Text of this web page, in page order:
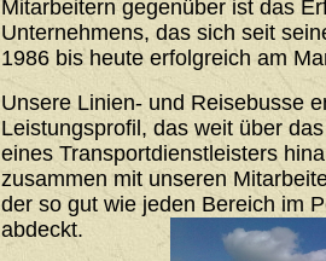
Mitarbeitern gegenüber ist das
Unternehmens, das sich seit
1986 bis heute erfolgreich am
Unsere Linien- und Reisebusse
Leistungsprofil, das weit über
eines Transportdienstleisters
zusammen mit unseren
der so gut wie jeden Bereich im
abdeckt.